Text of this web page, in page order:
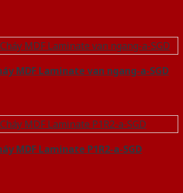
MDF Laminate van ngang-a-SGD
MDF Laminate P1R2-a-SGD